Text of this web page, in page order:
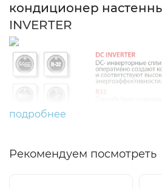
кондиционер
INVERTER
подробнее
Рекомендуем посмотреть